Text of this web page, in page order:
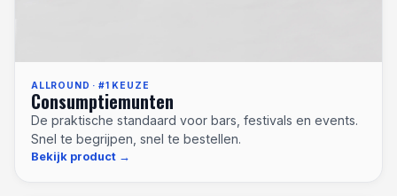
ALLROUND · #1 KEUZE
Consumptiemunten
De praktische standaard voor bars, festivals en events.
Snel te begrijpen, snel te bestellen.
Bekijk product